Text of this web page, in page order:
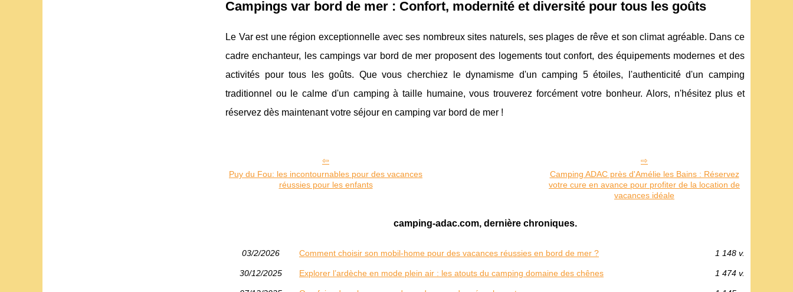
Campings var bord de mer : Confort, modernité et diversité pour tous les goûts
Le Var est une région exceptionnelle avec ses nombreux sites naturels, ses plages de rêve et son climat agréable. Dans ce
cadre enchanteur, les campings var bord de mer proposent des logements tout confort, des équipements modernes et des
activités pour tous les goûts. Que vous cherchiez le dynamisme d'un camping 5 étoiles, l'authenticité d'un camping
traditionnel ou le calme d'un camping à taille humaine, vous trouverez forcément votre bonheur. Alors, n'hésitez plus et
réservez dès maintenant votre séjour en camping var bord de mer !
Puy du Fou: les incontournables pour des vacances
réussies pour les enfants
Camping ADAC près d'Amélie les Bains : Réservez
votre cure en avance pour profiter de la location de
vacances idéale
camping-adac.com, dernière chroniques.
03/2/2026 Comment choisir son mobil-home pour des vacances réussies en bord de mer ? 1 148 v.
30/12/2025 Explorer l’ardèche en mode plein air : les atouts du camping domaine des chênes 1 474 v.